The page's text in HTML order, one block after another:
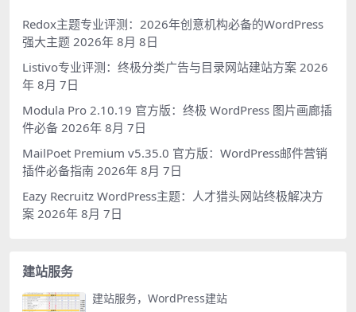
Redox主题专业评测：2026年创意机构必备的WordPress
强大主题 2026年 8月 8日
Listivo专业评测：终极分类广告与目录网站建站方案 2026
年 8月 7日
Modula Pro 2.10.19 官方版：终极 WordPress 图片画廊插
件必备 2026年 8月 7日
MailPoet Premium v5.35.0 官方版：WordPress邮件营销
插件必备指南 2026年 8月 7日
Eazy Recruitz WordPress主题：人才猎头网站终极解决方
案 2026年 8月 7日
建站服务
建站服务，WordPress建站